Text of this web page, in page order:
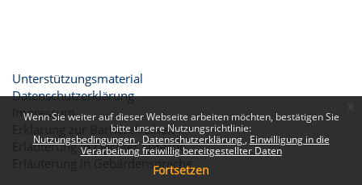
Wenn Sie weiter auf dieser Webseite arbeiten möchten, bestätigen Sie
bitte unsere Nutzungsrichtlinie:
Nutzungsbedingungen Datenschutzerklärung Einwilligung in die
Verarbeitung freiwillig bereitgestellter Daten
Fortsetzen
Unterstützungsmaterial
Datenschutzerklärung
Impressum
Erklärung zur Barrierefreiheit
Erläuterung in Leichter Sprache
Erläuterung in Gebärdensprache